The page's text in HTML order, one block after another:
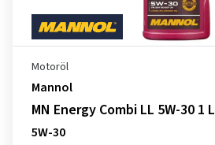
Motoröl
Mannol
MN Energy Combi LL 5W-30 1 L
5W-30